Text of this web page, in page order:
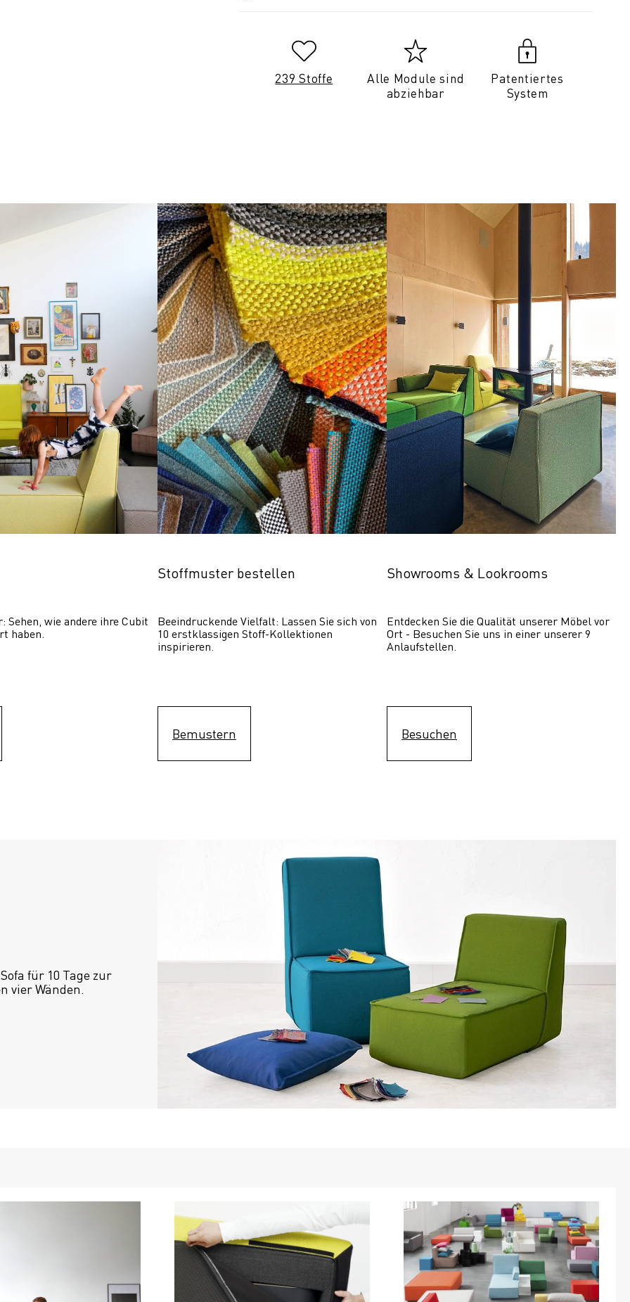
239 Stoffe
Alle Module sind
abziehbar
Patentiertes
System
Sehen, wie andere ihre Cubit
haben.
Stoffmuster bestellen
Beeindruckende Vielfalt: Lassen Sie sich von
10 erstklassigen Stoff-Kollektionen
inspirieren.
Bemustern
Showrooms & Lookrooms
Entdecken Sie die Qualität unserer Möbel vor
Ort - Besuchen Sie uns in einer unserer 9
Anlaufstellen.
Besuchen
für 10 Tage zur
vier Wänden.